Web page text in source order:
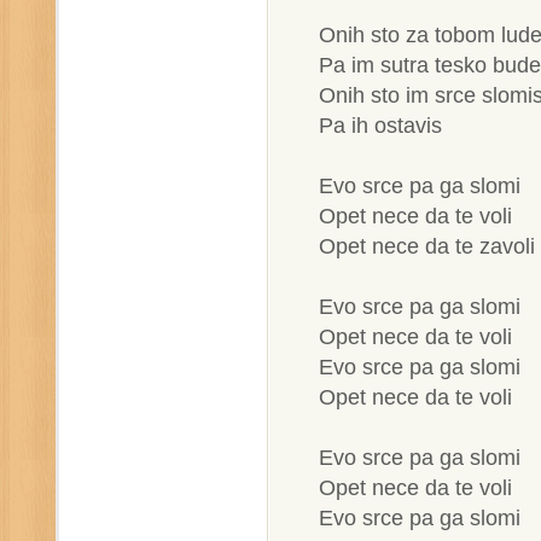
Onih sto za tobom lude
Pa im sutra tesko bude
Onih sto im srce
Pa ih ostavis
Evo srce pa ga slomi
Opet nece da te voli
Opet nece da te zavoli
Evo srce pa ga slomi
Opet nece da te voli
Evo srce pa ga slomi
Opet nece da te voli
Evo srce pa ga slomi
Opet nece da te voli
Evo srce pa ga slomi